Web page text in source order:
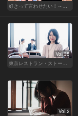
好きって言わせたい！～正反対のふたり～
Vol.35
東京レストラン・ストーリー
Vol.2